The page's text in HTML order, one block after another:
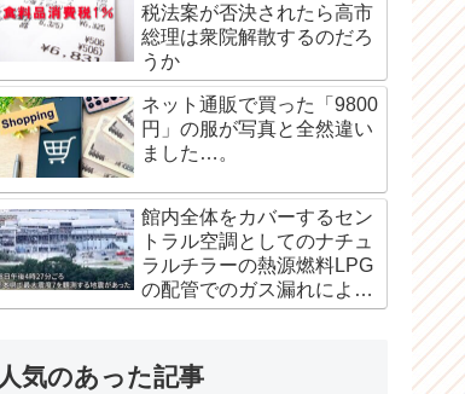
税法案が否決されたら高市
総理は衆院解散するのだろ
うか
ネット通販で買った「9800
円」の服が写真と全然違い
ました…。
館内全体をカバーするセン
トラル空調としてのナチュ
ラルチラーの熱源燃料LPG
の配管でのガス漏れによる
爆発か？
人気のあった記事